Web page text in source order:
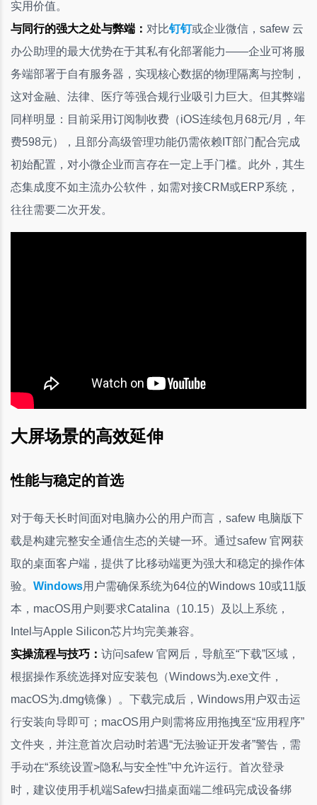
实用价值。
与同行的强大之处与弊端： 对比钉钉或企业微信，safew 云
办公助理的最大优势在于其私有化部署能力——企业可将服
务端部署于自有服务器，实现核心数据的物理隔离与控制，
这对金融、法律、医疗等强合规行业吸引力巨大。但其弊端
同样明显：目前采用订阅制收费（iOS连续包月68元/月，年
费598元），且部分高级管理功能仍需依赖IT部门配合完成
初始配置，对小微企业而言存在一定上手门槛。此外，其生
态集成度不如主流办公软件，如需对接CRM或ERP系统，
往往需要二次开发。
大屏场景的高效延伸
性能与稳定的首选
对于每天长时间面对电脑办公的用户而言，safew 电脑版下
载是构建完整安全通信生态的关键一环。通过safew 官网获
取的桌面客户端，提供了比移动端更为强大和稳定的操作体
验。 Windows用户需确保系统为64位的Windows 10或11版
本，macOS用户则要求Catalina（10.15）及以上系统，
Intel与Apple Silicon芯片均完美兼容。
实操流程与技巧： 访问safew 官网后，导航至“下载”区域，
根据操作系统选择对应安装包（Windows为.exe文件，
macOS为.dmg镜像）。下载完成后，Windows用户双击运
行安装向导即可；macOS用户则需将应用拖拽至“应用程序”
文件夹，并注意首次启动时若遇“无法验证开发者”警告，需
手动在“系统设置>隐私与安全性”中允许运行。首次登录
时，建议使用手机端Safew扫描桌面端二维码完成设备绑